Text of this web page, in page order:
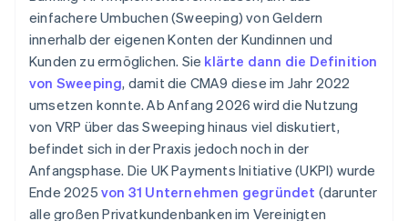
einfachere Umbuchen (Sweeping) von Geldern
innerhalb der eigenen Konten der Kundinnen und
Kunden zu ermöglichen. Sie klärte dann die Definition
von Sweeping, damit die CMA9 diese im Jahr 2022
umsetzen konnte. Ab Anfang 2026 wird die Nutzung
von VRP über das Sweeping hinaus viel diskutiert,
befindet sich in der Praxis jedoch noch in der
Anfangsphase. Die UK Payments Initiative (UKPI) wurde
Ende 2025 von 31 Unternehmen gegründet (darunter
alle großen Privatkundenbanken im Vereinigten